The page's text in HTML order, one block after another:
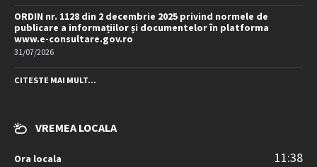
ORDIN nr. 1128 din 2 decembrie 2025 privind normele de
publicare a informațiilor și documentelor în platforma
www.e-consultare.gov.ro
31/07/2026
CITESTE MAI MULT...
VREMEA LOCALA
Ora locala 11:38